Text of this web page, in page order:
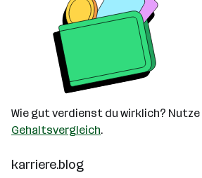
Wie gut verdienst du wirklich? Nutze
Gehaltsvergleich.
karriere.blog